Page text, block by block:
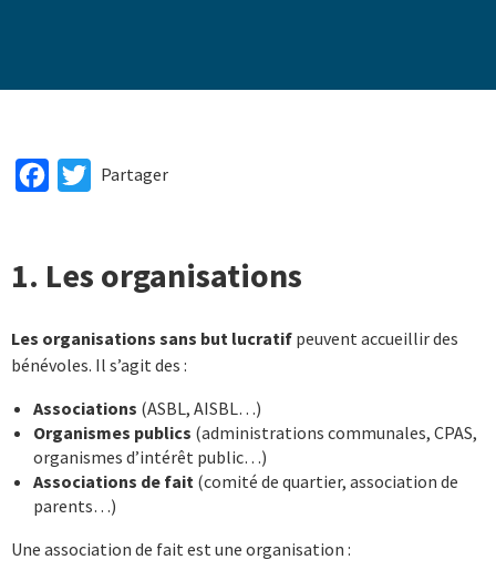
FacebookTwitter
Partager
1. Les organisations
Les organisations sans but lucratif peuvent accueillir des
bénévoles. Il s’agit des :
Associations (ASBL, AISBL…)
Organismes publics (administrations communales, CPAS,
organismes d’intérêt public…)
Associations de fait (comité de quartier, association de
parents…)
Une association de fait est une organisation :